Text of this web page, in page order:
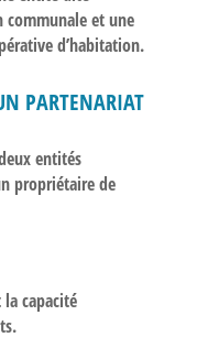
communale etune
d’habitation.
PARTENARIAT
entités
propriétaire de
capacité